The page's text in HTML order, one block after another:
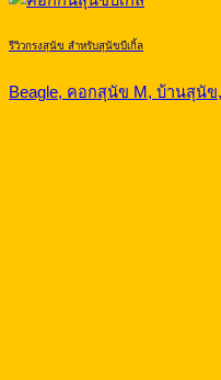
รีวิวกรงสุนัข สำหรับสุนัขบีเกิ้ล
Beagle, คอกสุนัข M, บ้านสุนั